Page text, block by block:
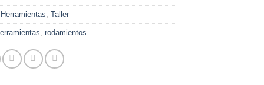
Herramientas ,Taller
,rodamientos